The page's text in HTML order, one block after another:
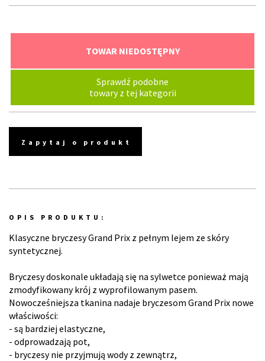
TOWAR NIEDOSTĘPNY
Sprawdź podobne
towary z tej kategorii
Zapytaj o produkt
OPIS PRODUKTU:
Klasyczne bryczesy Grand Prix z pełnym lejem ze skóry
syntetycznej.
Bryczesy doskonale układają się na sylwetce ponieważ mają
zmodyfikowany krój z wyprofilowanym pasem.
Nowocześniejsza tkanina nadaje bryczesom Grand Prix nowe
właściwości:
- są bardziej elastyczne,
- odprowadzają pot,
- bryczesy nie przyjmują wody z zewnątrz,